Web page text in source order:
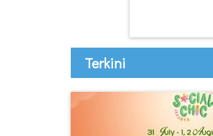
Terkini